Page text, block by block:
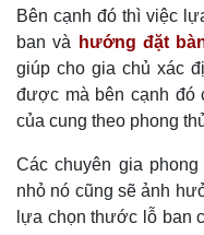
Bên cạnh đó thì việc
ban và
hướng đặt
giúp cho gia chủ xác
được mà bên cạnh đó
của cung theo phong
Các chuyên gia
nhỏ nó cũng sẽ ảnh
lựa chọn thước lỗ ban